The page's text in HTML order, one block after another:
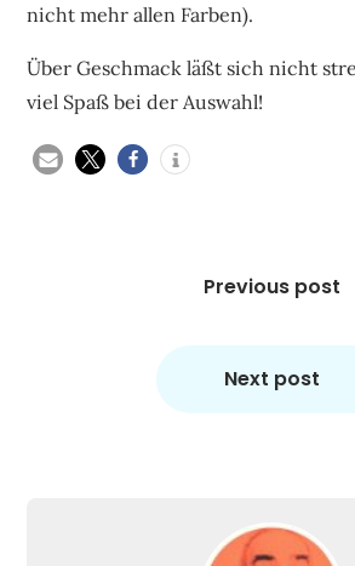
nicht mehr allen Farben).
Über Geschmack läßt sich nicht
viel Spaß bei der Auswahl!
Previous post
Next post